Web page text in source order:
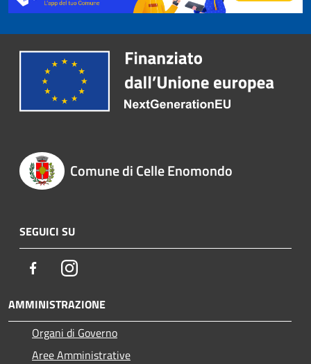
Comune di Celle Enomondo
SEGUICI SU
FacebookInstagram
AMMINISTRAZIONE
Organi di Governo
Aree Amministrative